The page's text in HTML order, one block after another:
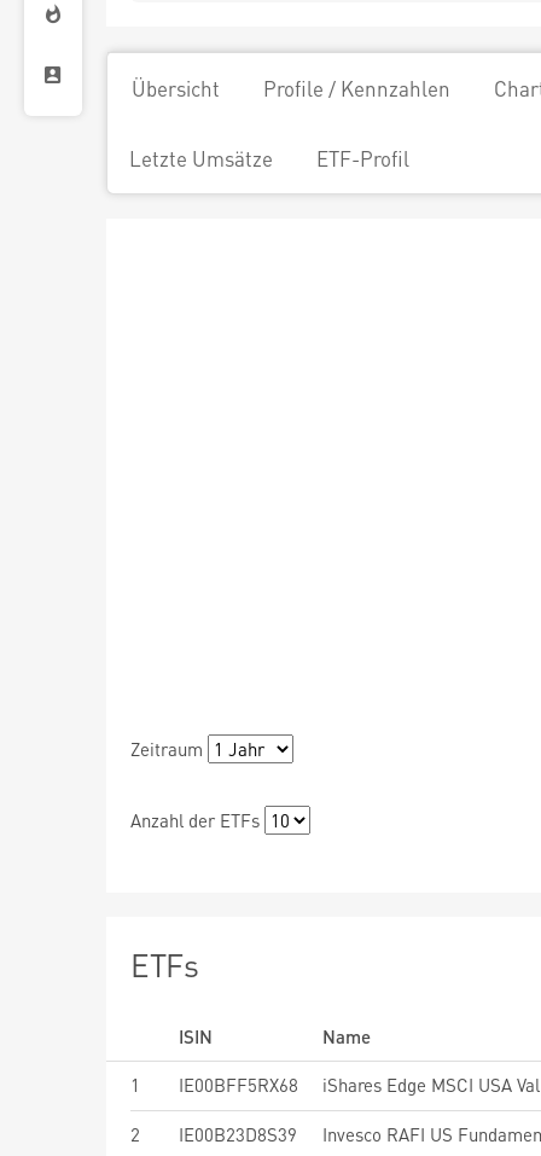
Übersicht Profile / Kennzahlen
Letzte Umsätze ETF-Profil
Zeitraum
Anzahl der ETFs
ETFs
ISIN
Name
1
IE00BFF5RX68
2 IE00B23D8S39 Invesco RAFI US